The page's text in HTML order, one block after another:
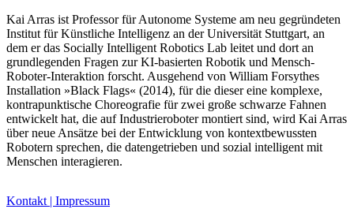
Uli Rothfuss
Harald Schwiers
Kai Arras ist Professor für Autonome Systeme am neu gegründeten
Institut für Künstliche Intelligenz an der Universität Stuttgart, an
dem er das Socially Intelligent Robotics Lab leitet und dort an
grundlegenden Fragen zur KI-basierten Robotik und Mensch-
Roboter-Interaktion forscht. Ausgehend von William Forsythes
Installation »Black Flags« (2014), für die dieser eine komplexe,
kontrapunktische Choreografie für zwei große schwarze Fahnen
entwickelt hat, die auf Industrieroboter montiert sind, wird Kai Arras
über neue Ansätze bei der Entwicklung von kontextbewussten
Robotern sprechen, die datengetrieben und sozial intelligent mit
Menschen interagieren.
Kontakt | Impressum